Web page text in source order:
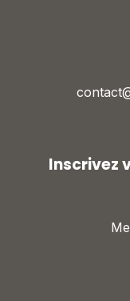
Inscrivez